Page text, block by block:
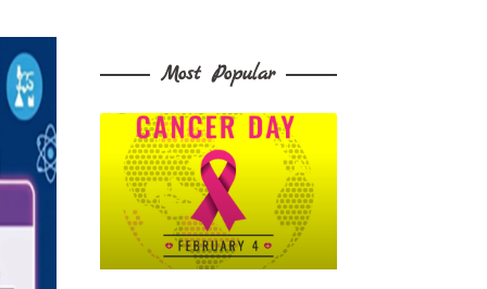
Most Popular